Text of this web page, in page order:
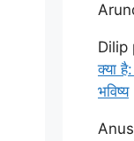
Dilip
क्या
भविष्य